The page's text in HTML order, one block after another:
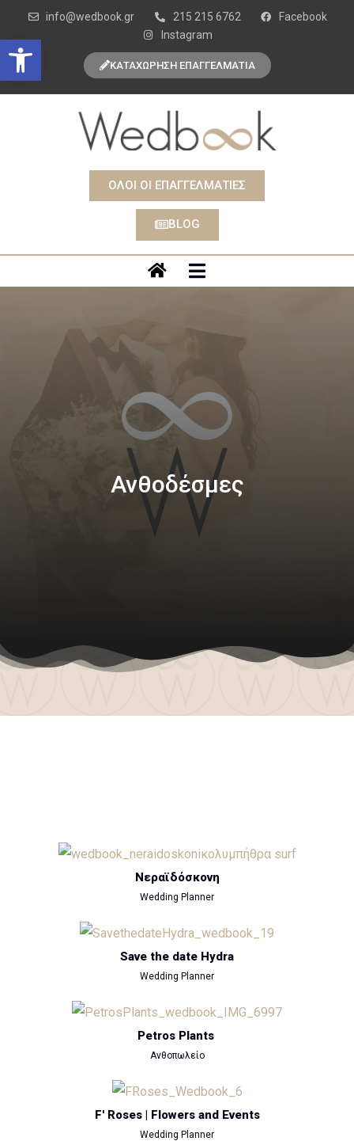
Open toolbar
info@wedbook.gr 215 215 6762
Facebook
Instagram
ΚΑΤΑΧΩΡΗΣΗ ΕΠΑΓΓΕΛΜΑΤΙΑ
ΟΛΟΙ ΟΙ ΕΠΑΓΓΕΛΜΑΤΙΕΣ
BLOG
Ανθοδέσμες
Νεραϊδόσκονη
Wedding Planner
Save the date Hydra
Wedding Planner
Petros Plants
Ανθοπωλείο
F' Roses | Flowers and Events
Wedding Planner